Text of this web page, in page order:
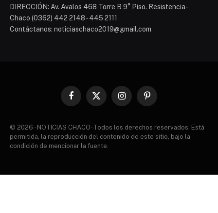
DIRECCIÓN: Av. Avalos 468 Torre B 9° Piso. Resistencia-
Chaco (0362) 442 2148 - 445 2111
Contáctanos: noticiaschaco2019@gmail.com
Facebook
X
InstagramPinterest
© 2026 - NOTICIAS CHACO- Todos los derechos reservados. Está
permitida, la reproducción del contenido de este sitio, bajo la
condición de mencionar la fuente.